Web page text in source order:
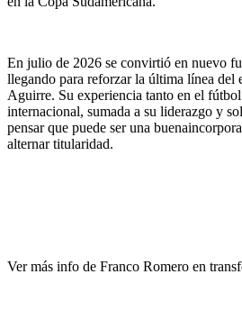
En julio de 2026 se convirtió en nuevo
llegando para reforzar la última línea
Aguirre. Su experiencia tanto en el
internacional, sumada a su liderazgo y
pensar que puede ser una
alternar titularidad.
Ver más info de Franco Romero en